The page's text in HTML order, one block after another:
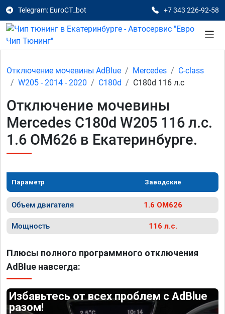
Telegram: EuroCT_bot +7 343 226-92-58
Отключение мочевины AdBlue Mercedes
C-class
W205 - 2014 - 2020
C180d C180d 116 л.с
Отключение мочевины
Mercedes C180d W205 116 л.с.
1.6 OM626 в Екатеринбурге.
Параметр Заводские
Объем двигателя 1.6 OM626
Мощность 116 л.с.
Плюсы полного программного отключения
AdBlue навсегда:
Избавьтесь от всех проблем с AdBlue
разом!